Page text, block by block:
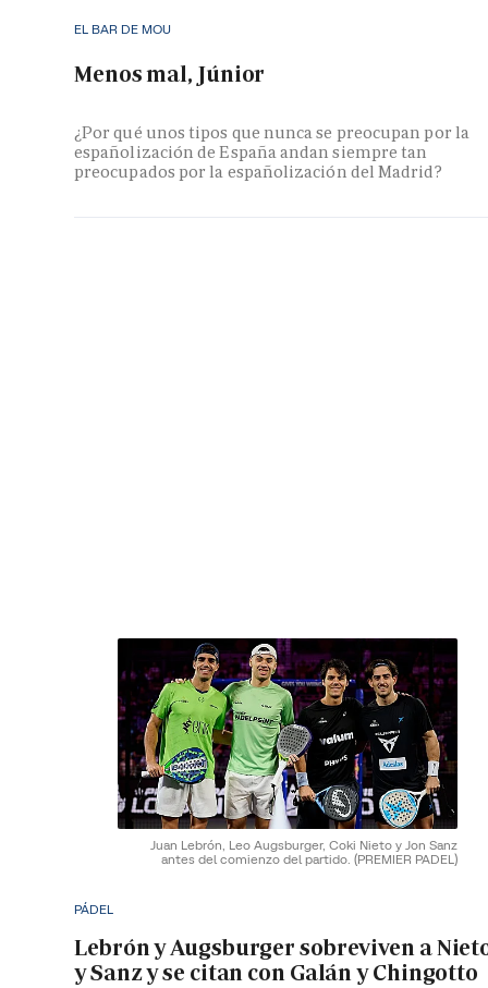
EL BAR DE MOU
Menos mal, Júnior
¿Por qué unos tipos que nunca se preocupan por la
españolización de España andan siempre tan
preocupados por la españolización del Madrid?
Juan Lebrón, Leo Augsburger, Coki Nieto y Jon Sanz
antes del comienzo del partido. (PREMIER PADEL)
PÁDEL
Lebrón y Augsburger sobreviven a
y Sanz y se citan con Galán y Chingotto